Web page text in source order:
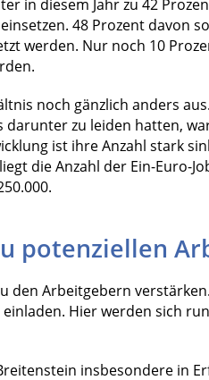
in diesem Jahr zu 42
48 Prozent davon
werden. Nur noch 10
noch gänzlich anders
darunter zu leiden hatten,
ist ihre Anzahl stark
die Anzahl der Ein-Euro-
potenziellen
den Arbeitgebern
Hier werden sich
insbesondere in
I❶I Schnell